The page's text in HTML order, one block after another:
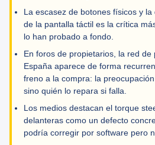
La escasez de botones físicos y la
de la pantalla táctil es la crítica
lo han probado a fondo.
En foros de propietarios, la red de
España aparece de forma
freno a la compra: la
sino quién lo repara si falla.
Los medios destacan el torque
delanteras como un defecto
podría corregir por software pero